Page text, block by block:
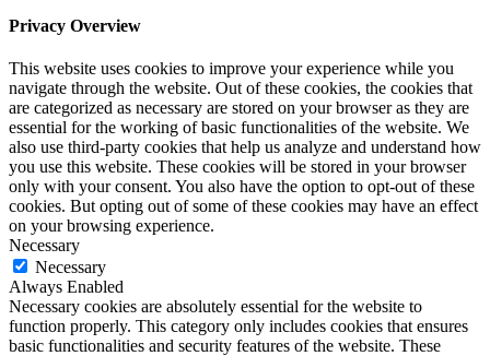
Privacy Overview
This website uses cookies to improve your experience while you
navigate through the website. Out of these cookies, the cookies that
are categorized as necessary are stored on your browser as they are
essential for the working of basic functionalities of the website. We
also use third-party cookies that help us analyze and understand how
you use this website. These cookies will be stored in your browser
only with your consent. You also have the option to opt-out of these
cookies. But opting out of some of these cookies may have an effect
on your browsing experience.
Necessary
Necessary
Always Enabled
Necessary cookies are absolutely essential for the website to
function properly. This category only includes cookies that ensures
basic functionalities and security features of the website. These